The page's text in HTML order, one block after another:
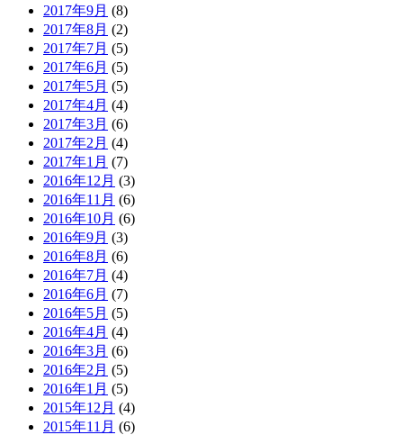
2017年9月 (8)
2017年8月 (2)
2017年7月 (5)
2017年6月 (5)
2017年5月 (5)
2017年4月 (4)
2017年3月 (6)
2017年2月 (4)
2017年1月 (7)
2016年12月 (3)
2016年11月 (6)
2016年10月 (6)
2016年9月 (3)
2016年8月 (6)
2016年7月 (4)
2016年6月 (7)
2016年5月 (5)
2016年4月 (4)
2016年3月 (6)
2016年2月 (5)
2016年1月 (5)
2015年12月 (4)
2015年11月 (6)